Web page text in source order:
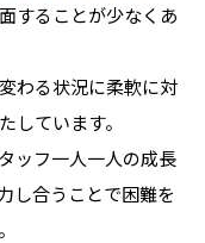
することが少なくあ
わる状況に柔軟に対
しています。
ッフ一人一人の成長
し合うことで困難を